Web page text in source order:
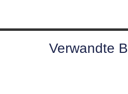
Verwandte